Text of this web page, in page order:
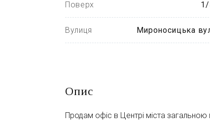
Поверх
Вулиця Мироносицька
Опис
Продам офіс в Центрі міста